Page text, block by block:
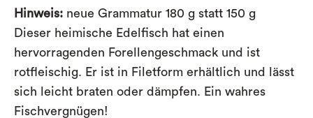
Hinweis: neue Grammatur 180 g statt 150 g
Dieser heimische Edelfisch hat einen
hervorragenden Forellengeschmack und ist
rotfleischig. Er ist in Filetform erhältlich und lässt
sich leicht braten oder dämpfen. Ein wahres
Fischvergnügen!